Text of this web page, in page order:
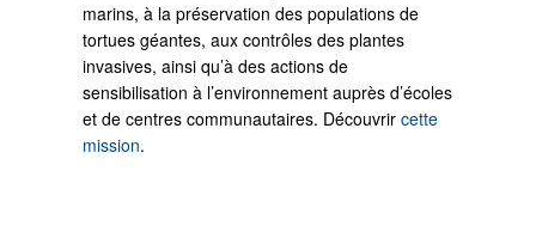
marins, à la préservation des populations de
tortues géantes, aux contrôles des plantes
invasives, ainsi qu’à des actions de
sensibilisation à l’environnement auprès d’écoles
et de centres communautaires. Découvrir cette
mission.